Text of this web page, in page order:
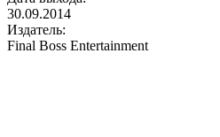
30.09.2014
Издатель:
Final Boss Entertainment